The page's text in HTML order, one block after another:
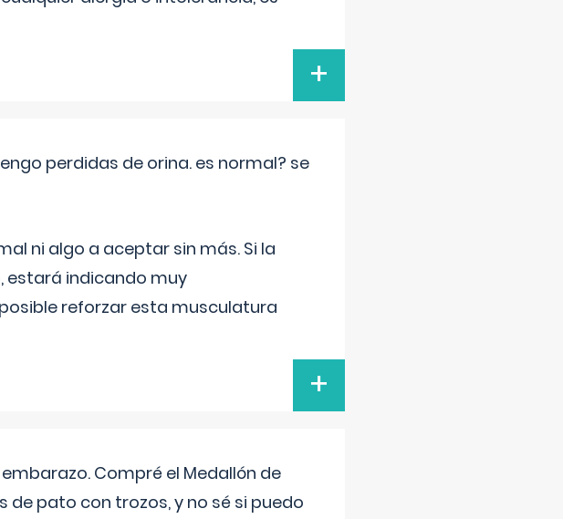
+
perdidas de orina. es normal? se
ni algo a aceptar sin más. Si la
estará indicando muy
reforzar esta musculatura
+
Compré el Medallón de
de pato con trozos, y no sé si puedo